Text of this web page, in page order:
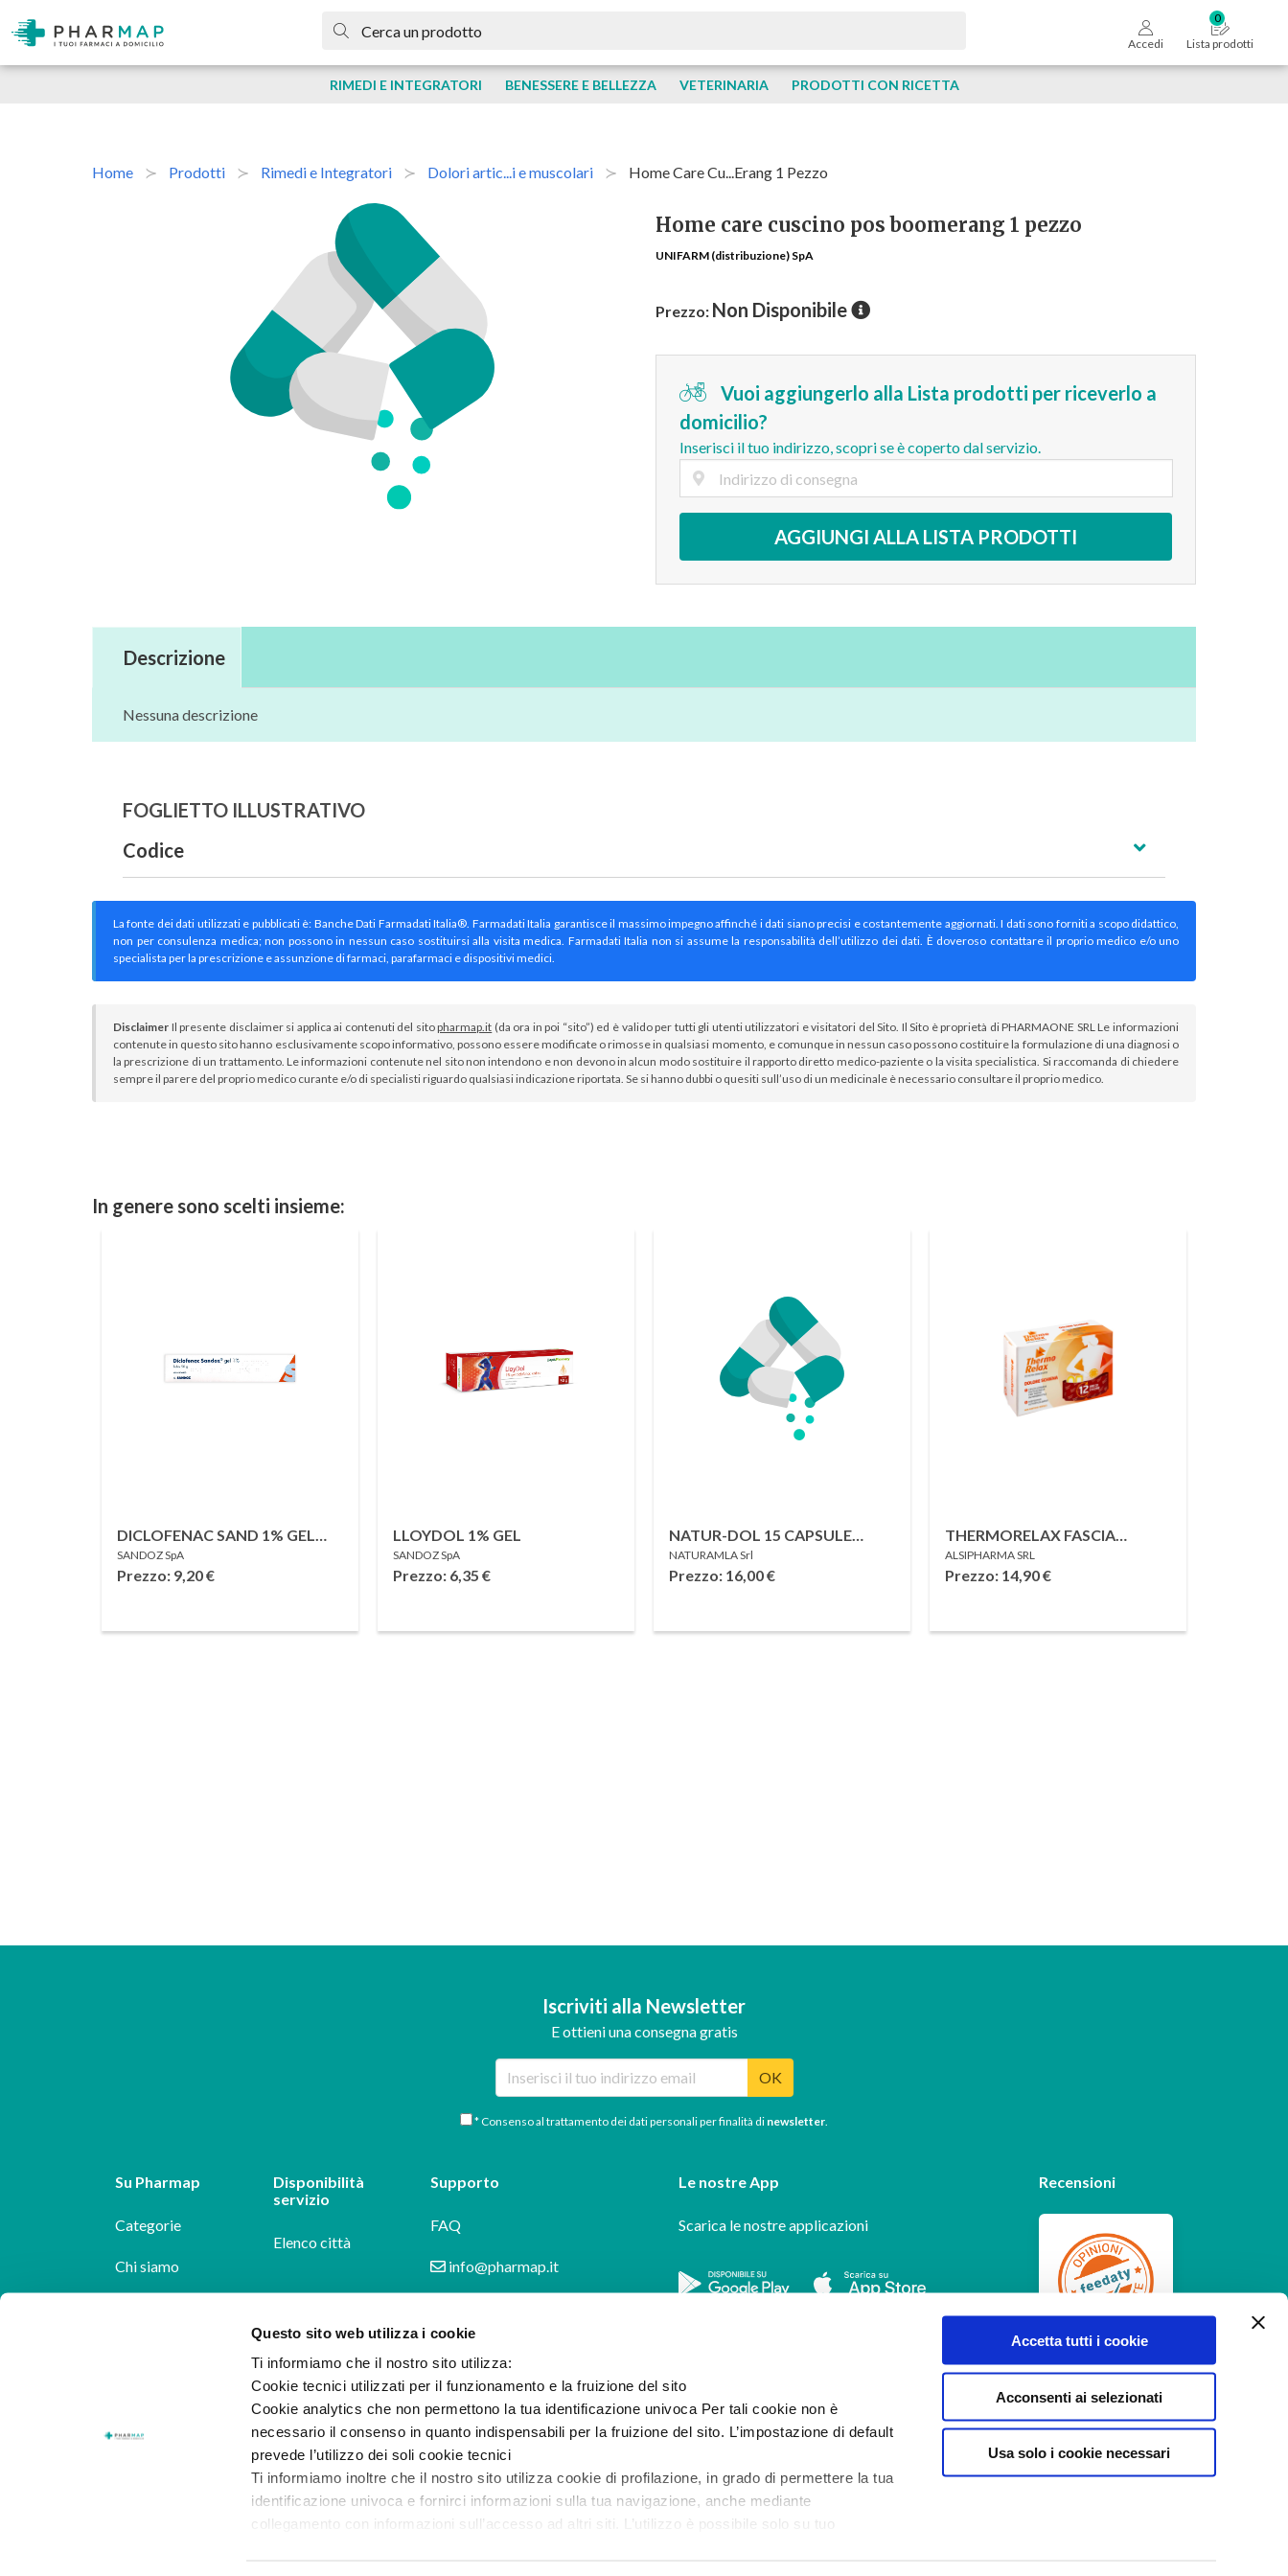
Questo sito web utilizza i cookie
Ti informiamo che il nostro sito utilizza:
Cookie tecnici utilizzati per il funzionamento e la fruizione del sito
Cookie analytics che non permettono la tua identificazione univoca Per tali cookie non è
necessario il consenso in quanto indispensabili per la fruizione del sito. L’impostazione di default
prevede l’utilizzo dei soli cookie tecnici
Ti informiamo inoltre che il nostro sito utilizza cookie di profilazione, in grado di permettere la tua
identificazione univoca e fornirci informazioni sulla tua navigazione, anche mediante
collegamento con informazioni sull’accesso ad altri siti. L’utilizzo è possibile solo su tuo
Accetta tutti i cookie
Acconsenti ai selezionati
Usa solo i cookie necessari
Accedi Lista prodotti
RIMEDI E INTEGRATORI BENESSERE E BELLEZZA VETERINARIA PRODOTTI CON RICETTA
Home Prodotti Rimedi e Integratori Dolori artic...i e muscolari Home Care Cu...erang 1 Pezzo
Home care cuscino pos boomerang 1 pezzo
UNIFARM (distribuzione) SpA
Prezzo: Non Disponibile
Vuoi aggiungerlo alla Lista prodotti per riceverlo a
domicilio?
Inserisci il tuo indirizzo, scopri se è coperto dal servizio.
AGGIUNGI ALLA LISTA PRODOTTI
Descrizione
Nessuna descrizione
FOGLIETTO ILLUSTRATIVO
Codice
La fonte dei dati utilizzati e pubblicati è: Banche Dati Farmadati Italia®. Farmadati Italia garantisce il massimo impegno affinché i dati siano precisi e costantemente aggiornati. I dati sono forniti a scopo didattico,
non per consulenza medica; non possono in nessun caso sostituirsi alla visita medica. Farmadati Italia non si assume la responsabilità dell’utilizzo dei dati. È doveroso contattare il proprio medico e/o uno
specialista per la prescrizione e assunzione di farmaci, parafarmaci e dispositivi medici.
Disclaimer Il presente disclaimer si applica ai contenuti del sitopharmap.it (da ora in poi “sito”) ed è valido per tutti gli utenti utilizzatori e visitatori del Sito. Il Sito è proprietà di PHARMAONE SRL Le informazioni
contenute in questo sito hanno esclusivamente scopo informativo, possono essere modificate o rimosse in qualsiasi momento, e comunque in nessun caso possono costituire la formulazione di una diagnosi o
la prescrizione di un trattamento. Le informazioni contenute nel sito non intendono e non devono in alcun modo sostituire il rapporto diretto medico-paziente o la visita specialistica. Si raccomanda di chiedere
sempre il parere del proprio medico curante e/o di specialisti riguardo qualsiasi indicazione riportata. Se si hanno dubbi o quesiti sull’uso di un medicinale è necessario consultare il proprio medico.
In genere sono scelti insieme:
DICLOFENAC SAND 1% GEL
USO TOPICO 50 G
SANDOZ SpA
Prezzo: 9,20€
LLOYDOL 1% GEL
SANDOZ SpA
Prezzo: 6,35 €
NATUR-DOL 15 CAPSULE
ACIDO-RESISTENTI
NATURAMLA Srl
Prezzo: 16,00€
THERMORELAX FASCIA
LOMBARE DOLORE
SCHIENA+4 DISPOSITIVI
ALSIPHARMA SRL
Prezzo: 14,90€
Iscriviti alla Newsletter
E ottieni una consegna gratis
OK
* Consenso al trattamento dei dati personali per finalità di newsletter
Su Pharmap
Categorie
Chi siamo
Disponibilità
servizio
Elenco città
Supporto
FAQ
info@pharmap.it
Le nostre App
Scarica le nostre applicazioni
Recensioni
Feedaty4.7/5
-385